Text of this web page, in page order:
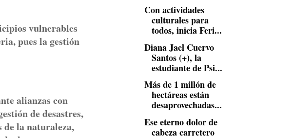
vulnerables
pues la gestión
alianzas con
de desastres,
de la naturaleza,
Con actividades
culturales para
todos, inicia Feri...
Diana Jael Cuervo
Santos (+), la
estudiante de Psi...
Más de 1 millón de
hectáreas están
desaprovechadas...
Ese eterno dolor de
cabeza carretero